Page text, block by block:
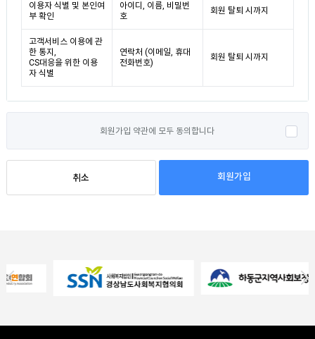
이용자 식별 및 본인여
부 확인
아이디, 이름, 비밀번
호
회원 탈퇴 시까지
고객서비스 이용에 관
한 통지,
CS대응을 위한 이용
자 식별
연락처 (이메일, 휴대
전화번호)
회원 탈퇴 시까지
회원가입 약관에 모두 동의합니다
취소 회원가입